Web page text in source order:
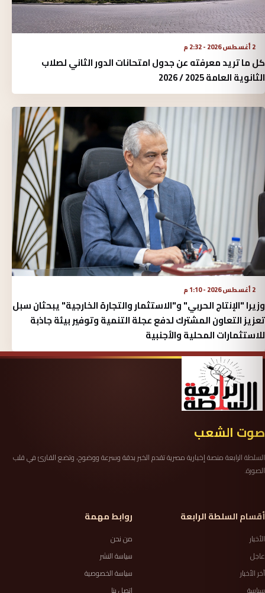
2 أغسطس 2026 - 2:32 م
كل ما تريد معرفته عن جدول امتحانات الدور الثاني لصلاب
الثانوية العامة 2025 / 2026
2 أغسطس 2026 - 1:10 م
وزيرا "الإنتاج الحربي" و"الاستثمار والتجارة الخارجية" يبحثان سبل
تعزيز التعاون المشترك لدفع عجلة التنمية وتوفير بيئة جاذبة
للاستثمارات المحلية والأجنبية
صوت الشعب
السلطة الرابعة منصة إخبارية مصرية تقدم الخبر بدقة وسرعة ووضوح، وتضع القارئ في قلب
الصورة.
أقسام السلطة الرابعة
الأخبار
عاجل
آخر الأخبار
سياسة
روابط مهمة
من نحن
سياسة النشر
سياسة الخصوصية
اتصل بنا